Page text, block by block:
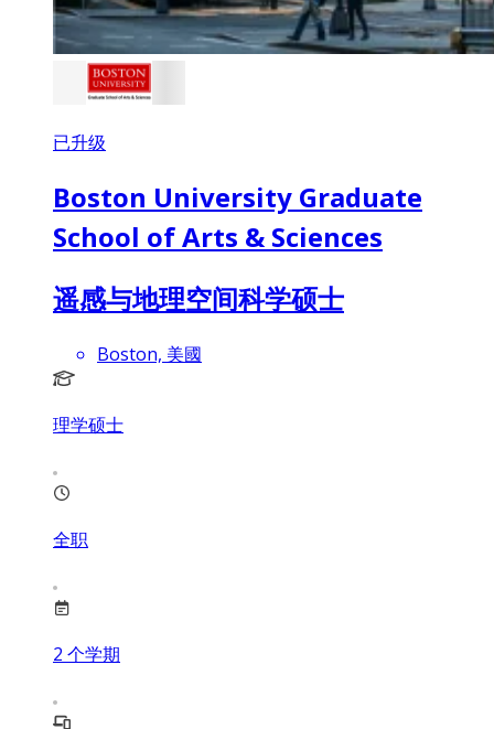
已升级
Boston University Graduate
School of Arts & Sciences
遥感与地理空间科学硕士
Boston, 美國
理学硕士
全职
2 个学期